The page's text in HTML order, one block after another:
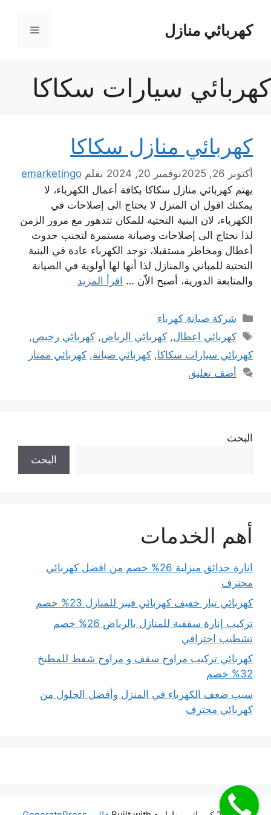
المحتوىكهربائي منازل القائمة
كهربائي سيارات سكاكا
كهربائي منازل سكاكا
أكتوبر 26, 2025 نوفمبر 20, 2024 بقلم emarketingo
يهتم كهربائي منازل سكاكا بكافة أعمال الكهرباء، لا
يمكنك اقول ان المنزل لا يحتاج الى إصلاحات في
الكهرباء، لان البنية التحتية للمكان تتدهور مع مرور الزمن
لذا نحتاج الى إصلاحات وصيانة مستمرة لتجنب حدوث
أعطال ومخاطر مستقبلا، توجد الكهرباء عادة في البنية
التحتية للمباني والمنازل لذا أنها لها أولوية في الصيانة
والمتابعة الدورية، أصبح الاّن … اقرأ المزيد
التصنيفات
شركة صيانة كهرباء
الوسوم
كهربائي اعطال,كهربائي الرياض,كهربائي رخيص,
كهربائي سيارات سكاكا, كهربائي صيانة, كهربائي ممتاز
أضف تعليق
البحث
البحث
أهم الخدمات
انارة حدائق منزلية 26% خصم من افضل كهربائي
محترف
كهربائي تيار خفيف كهربائي فيبر للمنازل 23% خصم
تركيب إنارة سقفية للمنازل بالرياض 26% خصم
تشطيب احترافي
كهربائي تركيب مراوح سقف و مراوح شفط للمطبخ
32% خصم
سبب ضعف الكهرباء في المنزل وأفضل الحلول من
كهربائي محترف